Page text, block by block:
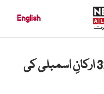
English
گوشوارے جمع کرانے پر 32 ارکانِ اسمبلی کی